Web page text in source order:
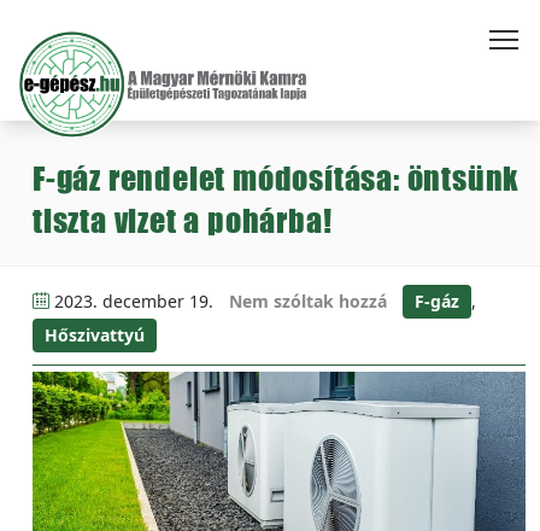
F-gáz rendelet módosítása: öntsünk
tiszta vizet a pohárba!
2023. december 19. Nem szóltak hozzá F-gáz ,
Hőszivattyú